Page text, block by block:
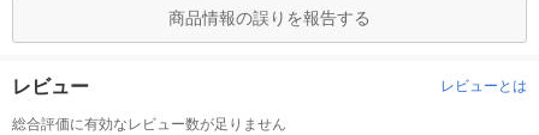
商品情報の誤りを報告する
レビュー レビューとは
総合評価に有効なレビュー数が足りません